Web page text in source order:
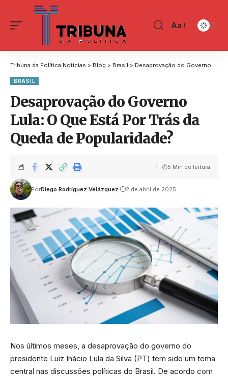
Aa
Tribuna da Política Notícias > Blog > Brasil > Desaprovação do Governo Lula: O Que Está Por Trás da Queda de Popularidade?
BRASIL
Desaprovação do Governo
Lula: O Que Está Por Trás da
Queda de Popularidade?
PorDiego Rodríguez Velázquez 2 de abril de 2025
5 Min de leitura
Nos últimos meses, a desaprovação do governo do
presidente Luiz Inácio Lula da Silva (PT) tem sido um tema
central nas discussões políticas do Brasil. De acordo com